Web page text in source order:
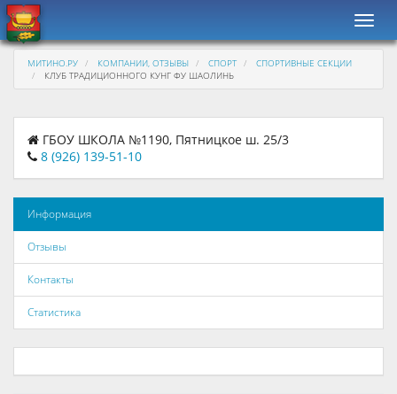
МИТИНО.РУ КОМПАНИИ, ОТЗЫВЫ СПОРТ
СПОРТИВНЫЕ СЕКЦИИ
КЛУБ ТРАДИЦИОННОГО КУНГ ФУ ШАОЛИНЬ
ГБОУ ШКОЛА №1190, Пятницкое ш. 25/3
8 (926) 139-51-10
Информация
Отзывы
Контакты
Статистика